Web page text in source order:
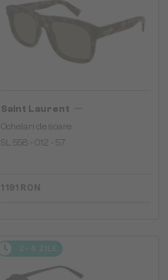
Saint Laurent
Ochelari de soare
SL 558 - 012 - 57
1 191 RON
2-4 ZILE